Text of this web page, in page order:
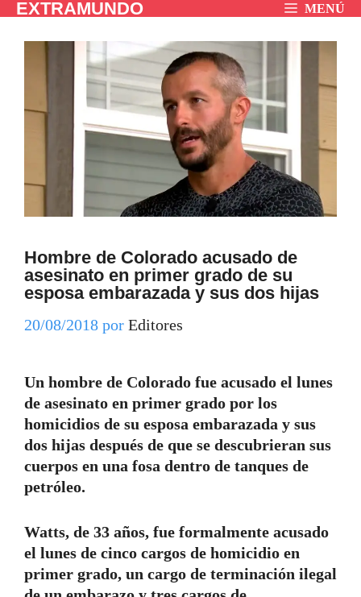
SaltarEXTRAMUNDO MENÚ
Hombre de Colorado acusado de
asesinato en primer grado de su
esposa embarazada y sus dos hijas
20/08/2018 por Editores
Un hombre de Colorado fue acusado el lunes
de asesinato en primer grado por los
homicidios de su esposa embarazada y sus
dos hijas después de que se descubrieran sus
cuerpos en una fosa dentro de tanques de
petróleo.
Watts, de 33 años, fue formalmente acusado
el lunes de cinco cargos de homicidio en
primer grado, un cargo de terminación ilegal